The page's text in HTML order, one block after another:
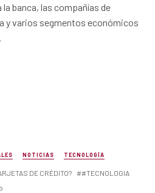
banca, las compañías de
y varios segmentos económicos
NOTICIAS TECNOLOGÍA
DE CRÉDITO?
#TECNOLOGIA